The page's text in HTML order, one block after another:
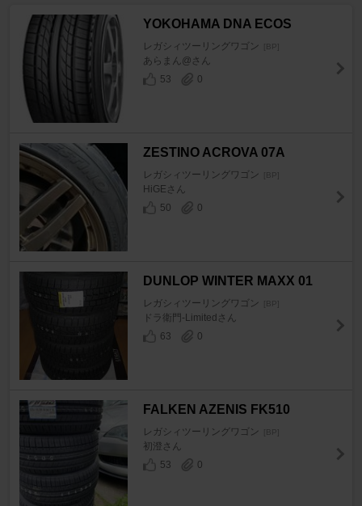
YOKOHAMA DNA ECOS
レガシィツーリングワゴン [BP]
あらまん@さん
53
0
ZESTINO ACROVA 07A
レガシィツーリングワゴン [BP]
HiGEさん
50
0
DUNLOP WINTER MAXX 01
レガシィツーリングワゴン [BP]
ドラ衛門-Limitedさん
63
0
FALKEN AZENIS FK510
レガシィツーリングワゴン [BP]
初澄さん
53
0